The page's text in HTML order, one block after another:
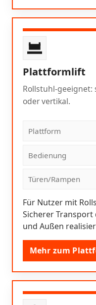
Plattformlift
Rollstuhl-geeignet:
oder vertikal.
Plattform
Bedienung
Türen/Rampen
Für Nutzer mit
Sicherer
und Außen
Mehr zum